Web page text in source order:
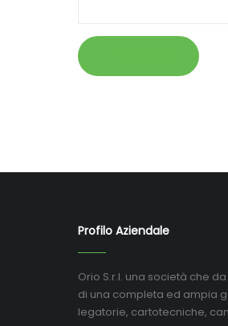
Profilo Aziendale
Orio S.r.l. una società che
di una completa ed ampia
legatorie, cartotecniche,